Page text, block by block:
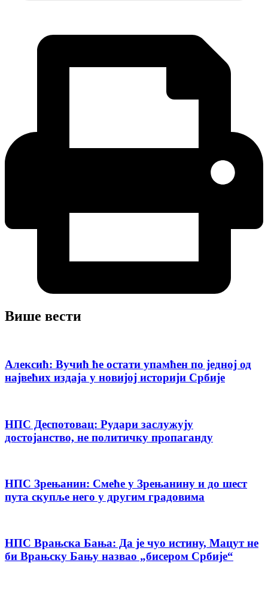
Више вести
Алексић: Вучић ће остати упамћен по једној од
највећих издаја у новијој историји Србије
НПС Деспотовац: Рудари заслужују
достојанство, не политичку пропаганду
НПС Зрењанин: Смеће у Зрењанину и до шест
пута скупље него у другим градовима
НПС Врањска Бања: Да је чуо истину, Мацут не
би Врањску Бању назвао „бисером Србије“